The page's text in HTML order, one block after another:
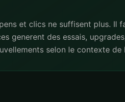
et clics ne suffisent plus. Il
generent des essais,
selon le contexte de